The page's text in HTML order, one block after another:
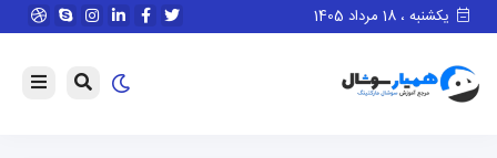
یکشنبه ، 18 مرداد 1405